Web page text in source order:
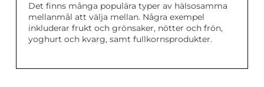
Det finns många populära typer av hälsosamma
mellanmål att välja mellan. Några exempel
inkluderar frukt och grönsaker, nötter och frön,
yoghurt och kvarg, samt fullkornsprodukter.